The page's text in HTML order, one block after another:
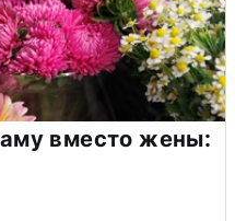
вместо жены: